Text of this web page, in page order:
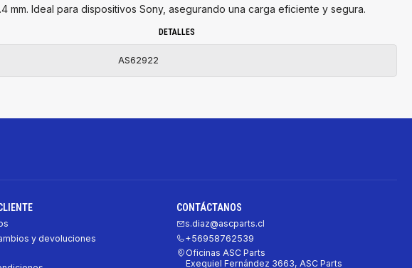
mm. Ideal para dispositivos Sony, asegurando una carga eficiente y segura.
DETALLES
AS62922
y devoluciones
CONTÁCTANOS
s.diaz@ascparts.cl
+56958762539
Oficinas ASC Parts
Exequiel Fernández 3663, ASC Parts